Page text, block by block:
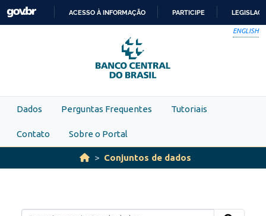
Skip to main content
PARA
O
CONTEÚDO
ACESSO À INFORMAÇÃO PARTICIPE
ENGLISH
Dados Perguntas Frequentes Tutoriais
Contato Sobre o Portal
Conjuntos de dados